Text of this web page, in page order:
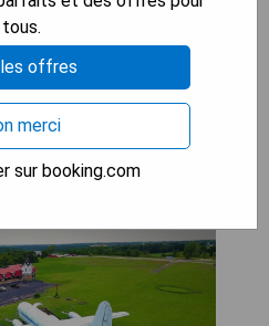
accueillante
DISPONIBILITÉ
tous.
offres
merci
sur booking.com